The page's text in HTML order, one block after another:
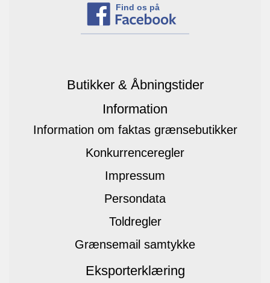
Find os på
Butikker & Åbningstider
Information
Information om faktas grænsebutikker
Konkurrenceregler
Impressum
Persondata
Toldregler
Grænsemail samtykke
Eksporterklæring